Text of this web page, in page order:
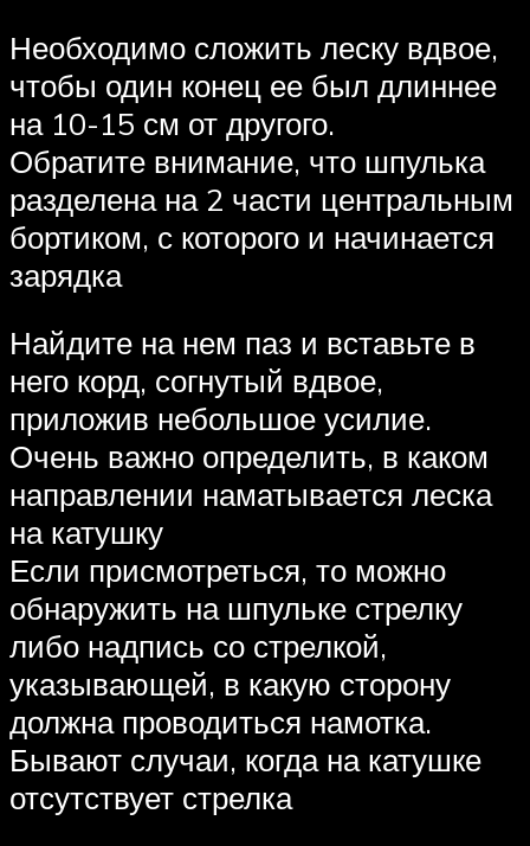
Необходимо сложить леску вдвое,
чтобы один конец ее был длиннее
на 10-15 см от другого.
Обратите внимание, что шпулька
разделена на 2 части центральным
бортиком, с которого и начинается
зарядка
Найдите на нем паз и вставьте в
него корд, согнутый вдвое,
приложив небольшое усилие.
Очень важно определить, в каком
направлении наматывается леска
на катушку
Если присмотреться, то можно
обнаружить на шпульке стрелку
либо надпись со стрелкой,
указывающей, в какую сторону
должна проводиться намотка.
Бывают случаи, когда на катушке
отсутствует стрелка